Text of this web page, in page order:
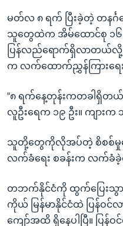
မတ်လ ၈ ရက် ပြီးခဲ့တဲ့ တနင်္
သူတွေထဲက အိမ်ထောင်စု ၁
ပြန်လည်ရောက်ရှိလာတယ်လို့
က လက်ထောက်ညွှန်ကြားရေး
“၈ ရက်နေ့တုန်းကတခါရှိတယ်
လူဦးရေက ၁၉ ဦး။ ကျားက ၁
သူတို့တွေကိုလိုအပ်တဲ့ စိစစ်မှုတွေ
လက်ခံရေး စခန်းက လက်ခံခဲ့
တဘက်နိုင်ငံကို ထွက်ပြေး
ကိုယ် မြန်မာနိုင်ငံထဲ ပြန်ဝင်
ကျော်အထိ ရှိနေပါပြီ။ ပ